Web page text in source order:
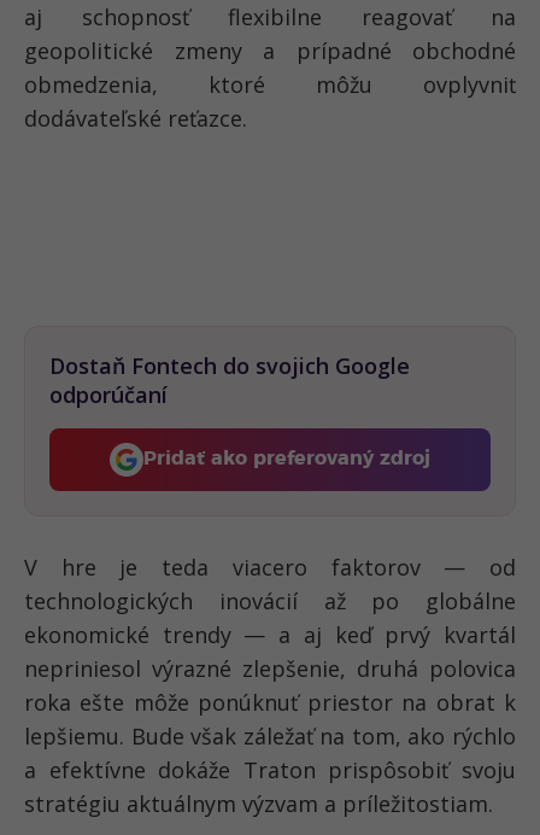
aj schopnosť flexibilne reagovať na
geopolitické zmeny a prípadné obchodné
obmedzenia, ktoré môžu ovplyvniť
dodávateľské reťazce.
Dostaň Fontech do svojich Google
odporúčaní
Pridať ako preferovaný zdroj
Fontech, odkaz sa otvorí v
V hre je teda viacero faktorov — od
technologických inovácií až po globálne
ekonomické trendy — a aj keď prvý kvartál
nepriniesol výrazné zlepšenie, druhá polovica
roka ešte môže ponúknuť priestor na obrat k
lepšiemu. Bude však záležať na tom, ako rýchlo
a efektívne dokáže Traton prispôsobiť svoju
stratégiu aktuálnym výzvam a príležitostiam.